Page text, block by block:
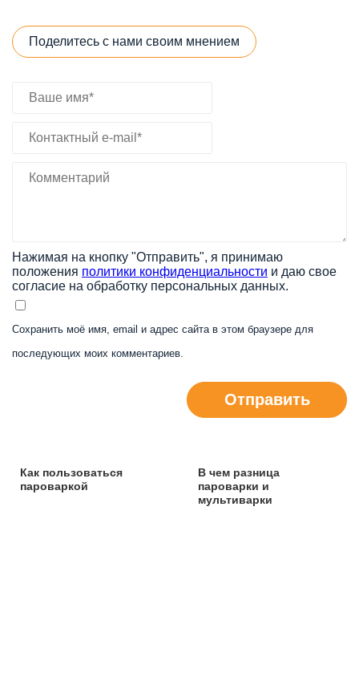
Поделитесь с нами своим мнением
Нажимая на кнопку "Отправить", я принимаю
положения политики конфиденциальности и даю свое
согласие на обработку персональных данных.
Сохранить моё имя, email и адрес сайта в этом браузере для
последующих моих комментариев.
Отправить
Как пользоваться
пароваркой
В чем разница
пароварки и
мультиварки